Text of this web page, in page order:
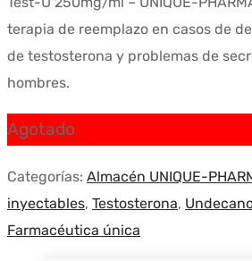
terapia de reemplazo en casos de
de testosterona y problemas de
hombres.
Agotado
Categorías: Almacén UNIQUE-
inyectables, Testosterona,
Farmacéutica única